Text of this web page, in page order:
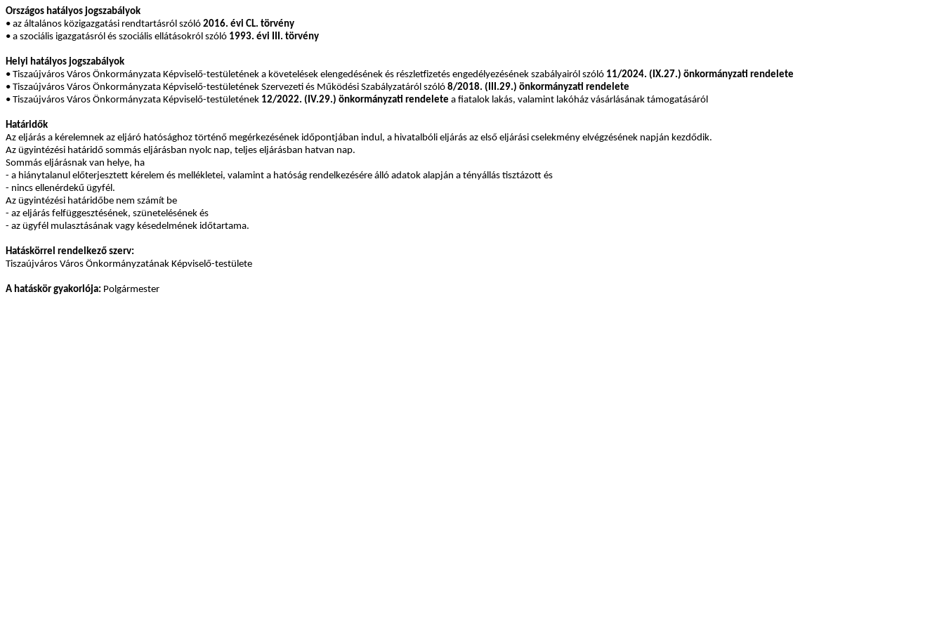
Országos hatályos jogszabályok
• az általános közigazgatási rendtartásról szóló 2016. évi CL. törvény
• a szociális igazgatásról és szociális ellátásokról szóló 1993. évi III. törvény
Helyi hatályos jogszabályok
• Tiszaújváros Város Önkormányzata Képviselő-testületének a követelések elengedésének és részletfizetés engedélyezésének szabályairól szóló 11/2024. (IX.27.) önkormányzati rendelete
• Tiszaújváros Város Önkormányzata Képviselő-testületének Szervezeti és Működési Szabályzatáról szóló 8/2018. (III.29.) önkormányzati rendelete
• Tiszaújváros Város Önkormányzata Képviselő-testületének 12/2022. (IV.29.) önkormányzati rendelete a fiatalok lakás, valamint lakóház vásárlásának támogatásáról
Határidők
Az eljárás a kérelemnek az eljáró hatósághoz történő megérkezésének időpontjában indul, a hivatalbóli eljárás az első eljárási cselekmény elvégzésének napján kezdődik.
Az ügyintézési határidő sommás eljárásban nyolc nap, teljes eljárásban hatvan nap.
Sommás eljárásnak van helye, ha
- a hiánytalanul előterjesztett kérelem és mellékletei, valamint a hatóság rendelkezésére álló adatok alapján a tényállás tisztázott és
- nincs ellenérdekű ügyfél.
Az ügyintézési határidőbe nem számít be
- az eljárás felfüggesztésének, szünetelésének és
- az ügyfél mulasztásának vagy késedelmének időtartama.
Hatáskörrel rendelkező szerv:
Tiszaújváros Város Önkormányzatának Képviselő-testülete
A hatáskör gyakorlója: Polgármester